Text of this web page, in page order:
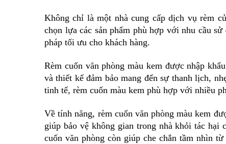
Không chỉ là một nhà cung cấp dịch vụ rèm
chọn lựa các sản phẩm phù hợp với nhu cầu
pháp tối ưu cho khách hàng.
Rèm cuốn văn phòng màu kem được nhập
và thiết kế đảm bảo mang đến sự thanh lịch,
tinh tế, rèm cuốn màu kem phù hợp với nhiều
Về tính năng, rèm cuốn văn phòng màu kem
giúp bảo vệ không gian trong nhà khỏi tác
cuốn văn phòng còn giúp che chắn tầm nhìn